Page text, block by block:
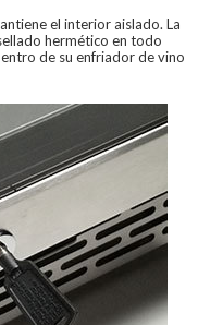
el interior aislado. La
hermético en todo
de su enfriador de vino